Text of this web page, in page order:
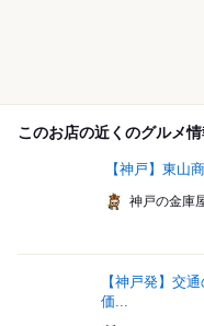
このお店の近くのグルメ
【神戸】東山
神戸の金庫
【神戸発】交
価...